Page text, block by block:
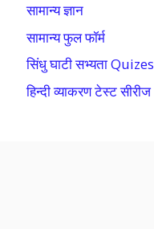
सामान्य ज्ञान
सामान्य फुल फॉर्म
सिंधु घाटी सभ्यता Quizes
हिन्दी व्याकरण टेस्ट सीरीज